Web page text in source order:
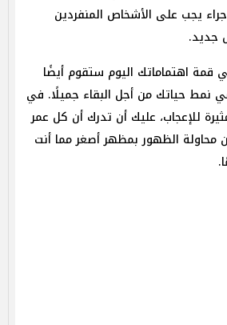
يجب على الأشخاص المنفردين
جديد.
قمة اهتماماتك اليوم ستقوم أيضًا
في نمط حياتك من أجل البقاء جميلًا. في
للإعجاب، عليك أن تدرك أن كل عمر
محاولة الظهور بمظهر أصغر مما أنت